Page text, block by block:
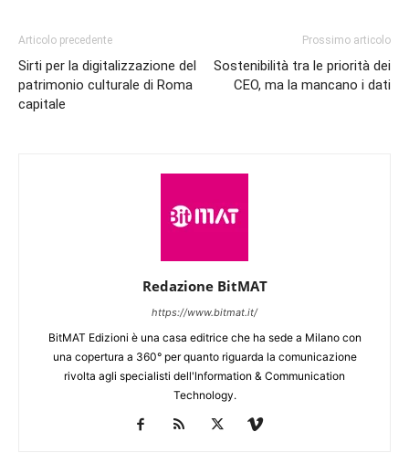
Articolo precedente
Sirti per la digitalizzazione del
patrimonio culturale di Roma
capitale
Prossimo articolo
Sostenibilità tra le priorità dei
CEO, ma la mancano i dati
Redazione BitMAT
https://www.bitmat.it/
BitMAT Edizioni è una casa editrice che ha sede a Milano con
una copertura a 360° per quanto riguarda la comunicazione
rivolta agli specialisti dell'lnformation & Communication
Technology.